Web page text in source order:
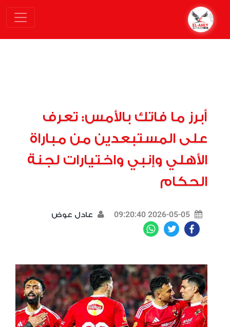
أبرز ما فاتك بالأمس: تعرف
على المستبعدين من مباراة
الأهلي وإنبي واختيارات لجنة
الحكام
2026-05-05 09:20:40 عادل عوض
Facebook
Twitter